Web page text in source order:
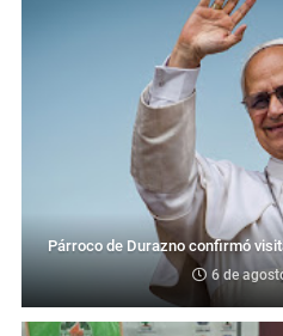
Párroco de Durazno confirmó
6 de